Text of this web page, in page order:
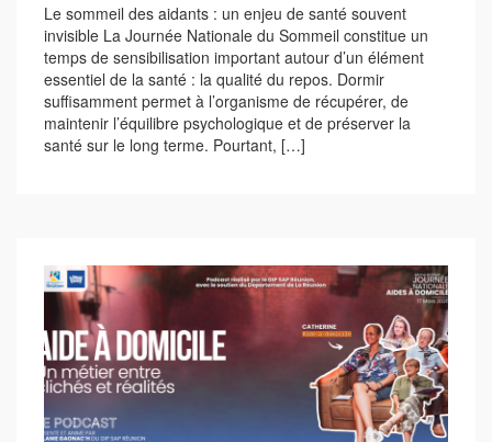
Le sommeil des aidants : un enjeu de santé souvent
invisible La Journée Nationale du Sommeil constitue un
temps de sensibilisation important autour d’un élément
essentiel de la santé : la qualité du repos. Dormir
suffisamment permet à l’organisme de récupérer, de
maintenir l’équilibre psychologique et de préserver la
santé sur le long terme. Pourtant, […]